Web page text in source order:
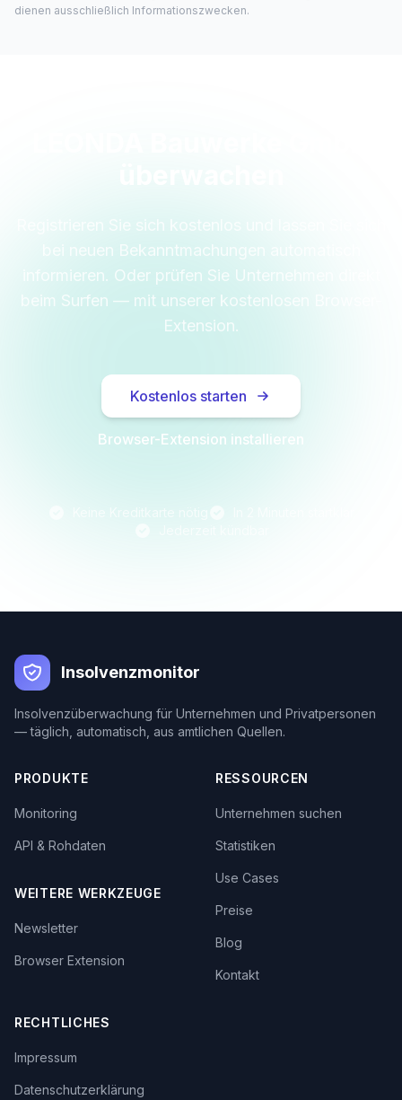
dienen ausschließlich Informationszwecken.
Registrieren Sie sich kostenlos und lassen Sie sich
bei neuen Bekanntmachungen automatisch
informieren. Oder prüfen Sie Unternehmen direkt
beim Surfen — mit unserer kostenlosen Browser-
Extension.
Kostenlos starten
Browser-Extension installieren
Insolvenzmonitor
Insolvenzüberwachung für Unternehmen und Privatpersonen
— täglich, automatisch, aus amtlichen Quellen.
PRODUKTE
Monitoring
API & Rohdaten
WEITERE WERKZEUGE
Newsletter
Browser Extension
RESSOURCEN
Unternehmen suchen
Statistiken
Use Cases
Preise
Blog
Kontakt
RECHTLICHES
Impressum
Datenschutzerklärung